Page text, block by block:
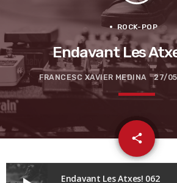
ROCK-POP
Endavant Les
FRANCESC XAVIER MEDINA 27/
share
email
Endavant Les Atxes! 062